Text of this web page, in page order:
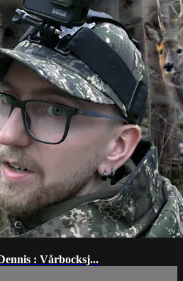
: Vårbocksj...